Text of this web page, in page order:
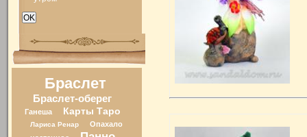
Браслет
Браслет-оберег
Ганеша Карты Таро
Лариса Ренар
Опахало